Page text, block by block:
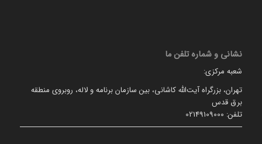
نشانی و شماره تلفن ما
شعبه مرکزی:
تهران، بزرگراه آیت‌الله کاشانی، بین سازمان برنامه و لاله، روبروی منطقه
برق قدس
تلفن: 02149109000